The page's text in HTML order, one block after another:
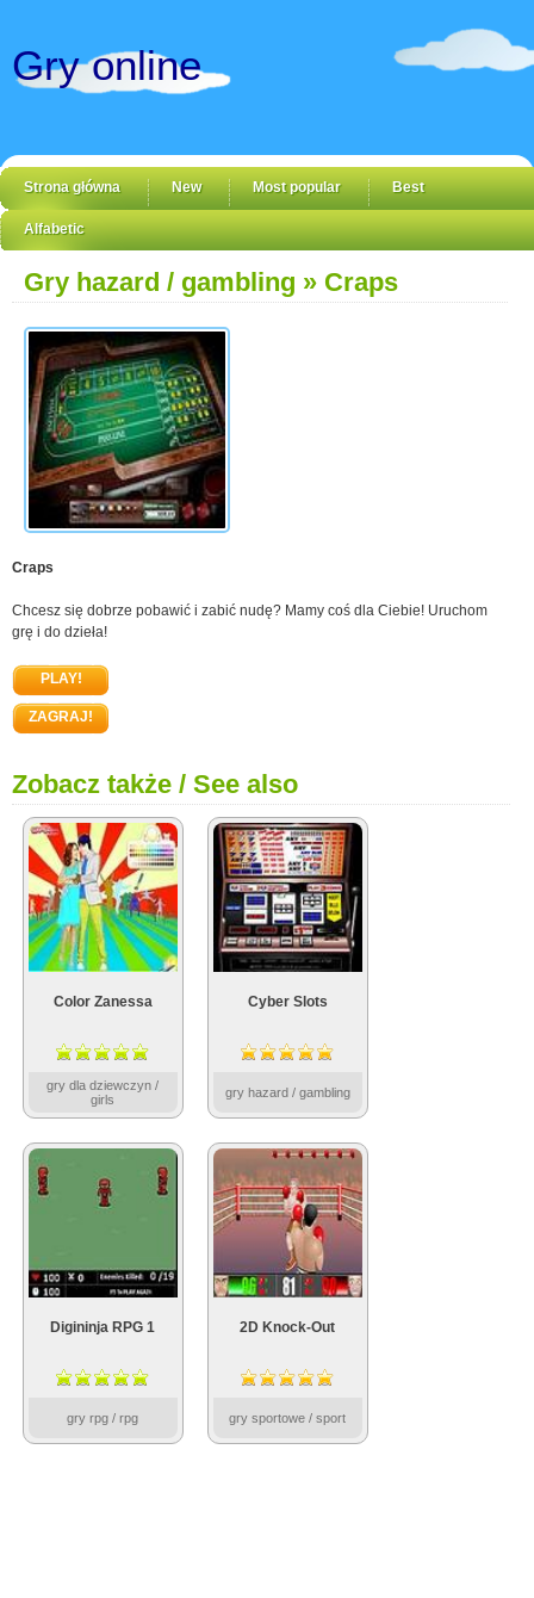
Gry online
Strona główna New Most popular Best
Alfabetic
Gry hazard / gambling » Craps
Craps
Chcesz się dobrze pobawić i zabić nudę? Mamy coś dla Ciebie! Uruchom
grę i do dzieła!
PLAY!
ZAGRAJ!
Zobacz także / See also
Color Zanessa
gry dla dziewczyn /
girls
Cyber Slots
gry hazard / gambling
Digininja RPG 1
gry rpg / rpg
2D Knock-Out
gry sportowe / sport